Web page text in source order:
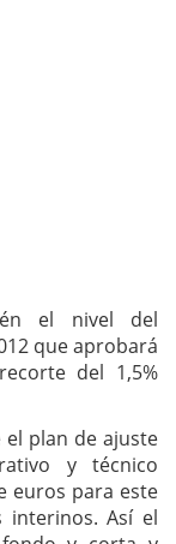
el nivel del
que aprobará
del 1,5%
plan de ajuste
y técnico
euros para este
interinos. Así el